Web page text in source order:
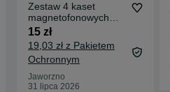
Zestaw 4 kaset
magnetofonowych
Język niemiecki -
ĆWICZENIA- dla
średnio
zawansowanych plus
15 zł
19,03 zł z Pakietem
Ochronnym
Jaworzno
31 lipca 2026